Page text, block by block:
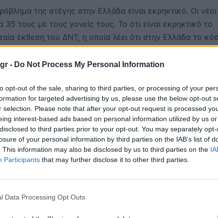
- Do Not Process My Personal Information
opt-out of the sale, sharing to third parties, or processing of your
for targeted advertising by us, please use the below opt-out
selection. Please note that after your opt-out request is processed
interest-based ads based on personal information utilized by us
to third parties prior to your opt-out. You may separately
of your personal information by third parties on the IAB’s list of
This information may also be disclosed by us to third parties on the
Participants that may further disclose it to other third parties.
Data Processing Opt Outs
της στέγης στην Ελλάδα είναι εκρηκτικό. Οι νέοι
τους με τους γονείς τους. Το ότι είναι εκρηκτικό το
έκθεση του ΔΝΤ, η οποία λέει ότι στην Ελλάδα το
σε όλη την Ευρωπαϊκή Ένωση, πλησιάζει το 35%
όρος είναι στο 20%. Ενώ οι τιμές των ακινήτων από το
μη κερδοσκοπικού δημόσιου φορέα διαχείρισης
περιουσίας. Έτσι, ακίνητα που σήμερα μένουν
κατοικία, προσιτή στέγη για όλους, ιδιαίτερα για
αντικίνητρα για την διατήρηση κλειστών κατοικιών,
περιουσίας προς εταιρείες εκτός Ευρωπαϊκής